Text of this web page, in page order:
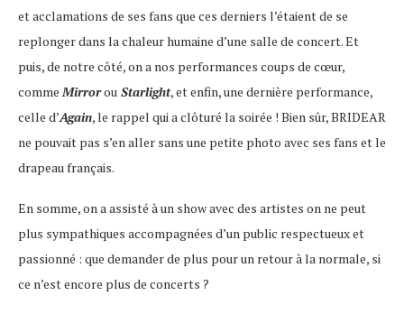
et acclamations de ses fans que ces derniers l’étaient de se
replonger dans la chaleur humaine d’une salle de concert. Et
puis, de notre côté, on a nos performances coups de cœur,
commeMirrorou Starlight, et enfin, une dernière performance,
celle d’Again, le rappel qui a clôturé la soirée ! Bien sûr, BRIDEAR
ne pouvait pas s’en aller sans une petite photo avec ses fans et le
drapeau français.
En somme, on a assisté à un show avec des artistes on ne peut
plus sympathiques accompagnées d’un public respectueux et
passionné : que demander de plus pour un retour à la normale, si
ce n’est encore plus de concerts ?